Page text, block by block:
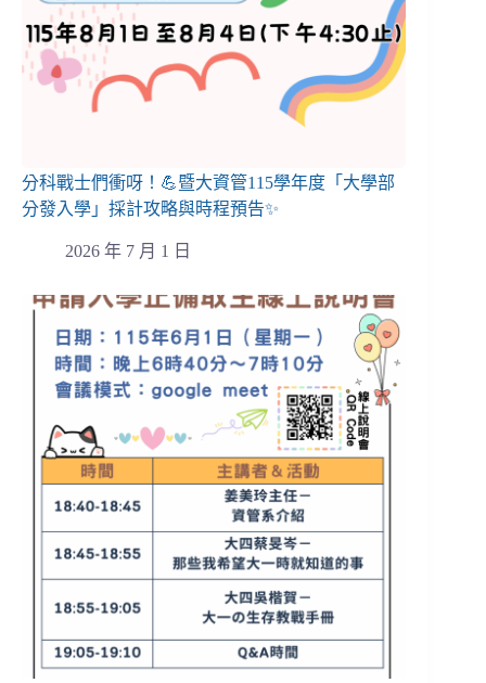
分科戰士們衝呀！💪暨大資管115學年度「大學部
分發入學」採計攻略與時程預告✨
2026 年 7 月 1 日